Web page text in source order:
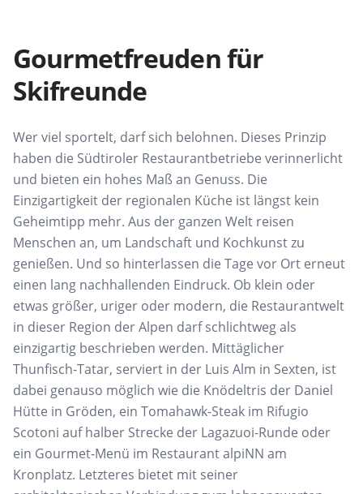
Gourmetfreuden für
Skifreunde
Wer viel sportelt, darf sich belohnen. Dieses Prinzip
haben die Südtiroler Restaurantbetriebe verinnerlicht
und bieten ein hohes Maß an Genuss. Die
Einzigartigkeit der regionalen Küche ist längst kein
Geheimtipp mehr. Aus der ganzen Welt reisen
Menschen an, um Landschaft und Kochkunst zu
genießen. Und so hinterlassen die Tage vor Ort erneut
einen lang nachhallenden Eindruck. Ob klein oder
etwas größer, uriger oder modern, die Restaurantwelt
in dieser Region der Alpen darf schlichtweg als
einzigartig beschrieben werden. Mittäglicher
Thunfisch-Tatar, serviert in der Luis Alm in Sexten, ist
dabei genauso möglich wie die Knödeltris der Daniel
Hütte in Gröden, ein Tomahawk-Steak im Rifugio
Scotoni auf halber Strecke der Lagazuoi-Runde oder
ein Gourmet-Menü im Restaurant alpiNN am
Kronplatz. Letzteres bietet mit seiner